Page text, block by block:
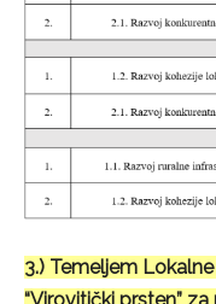
3.) Temeljem